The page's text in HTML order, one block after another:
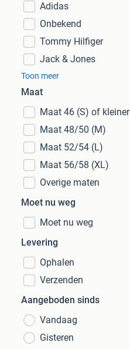
Adidas
Onbekend
Tommy Hilfiger
Jack & Jones
Toon meer
Maat
Maat 46 (S) of kleiner
Maat 48/50 (M)
Maat 52/54 (L)
Maat 56/58 (XL)
Overige maten
Moet nu weg
Moet nu weg
Levering
Ophalen
Verzenden
Aangeboden sinds
Vandaag
Gisteren